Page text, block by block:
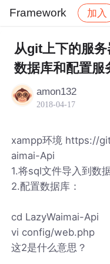
Framework 加入
社区 Framework
从git上下的服
数据库和配置
amon132
2018-04-17
xampp环境 https://
aimai-Api
1.将sql文件导入到数
2.配置数据库：
cd LazyWaimai-Api
vi config/web.php
这2是什么意思？